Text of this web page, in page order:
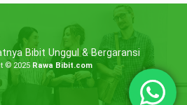
Bibit Unggul & Bergaransi
© 2025 Rawa Bibit.com